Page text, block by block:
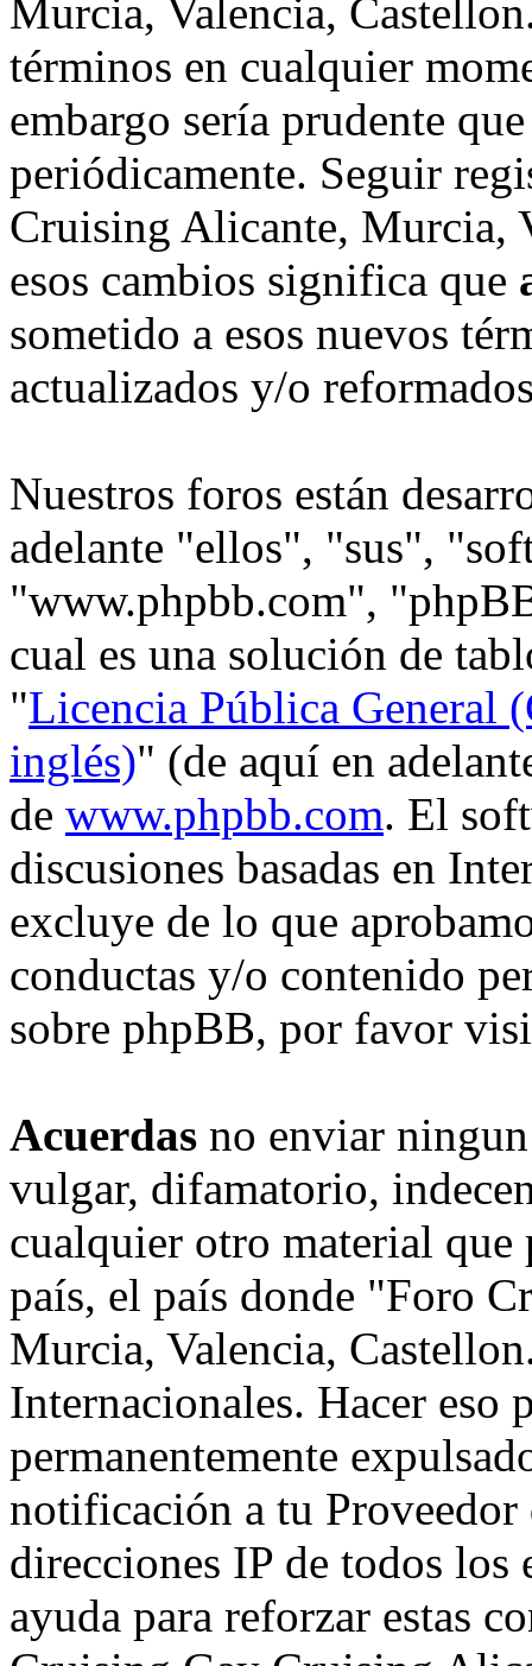
Murcia, Valencia,
términos en cualquier
embargo sería prudente
periódicamente. Seguir
Cruising Alicante, Murcia,
esos cambios significa que
sometido a esos nuevos
actualizados y/o
Nuestros foros están
adelante "ellos", "sus",
"www.phpbb.com",
cual es una solución de
"Licencia Pública General
inglés)" (de aquí en
de www.phpbb.com. El
discusiones basadas en
excluye de lo que
conductas y/o contenido
sobre phpBB, por favor
Acuerdas no enviar
vulgar, difamatorio,
cualquier otro material
país, el país donde "Foro
Murcia, Valencia,
Internacionales. Hacer eso
permanentemente
notificación a tu
direcciones IP de todos los
ayuda para reforzar estas